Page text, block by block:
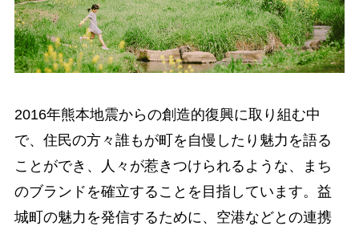
2016年熊本地震からの創造的復興に取り組む中
で、住民の方々誰もが町を自慢したり魅力を語る
ことができ、人々が惹きつけられるような、まち
のブランドを確立することを目指しています。益
城町の魅力を発信するために、空港などとの連携